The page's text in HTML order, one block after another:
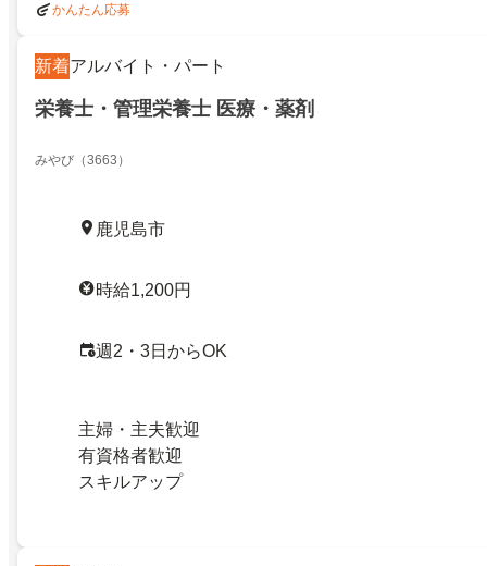
かんたん応募
新着アルバイト・パート
栄養士・管理栄養士 医療・薬剤
みやび（3663）
鹿児島市
時給1,200円
週2・3日からOK
主婦・主夫歓迎
有資格者歓迎
スキルアップ